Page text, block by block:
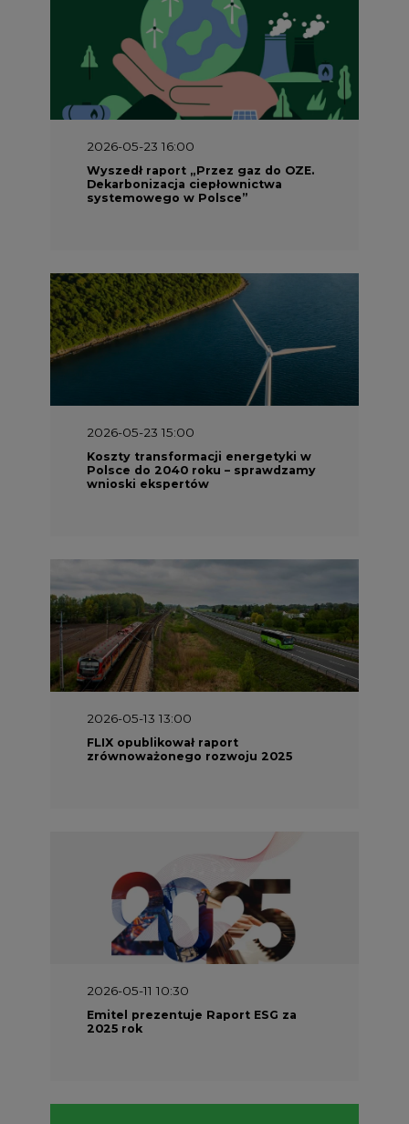
2026-05-23 16:00
Wyszedł raport „Przez gaz do OZE.
Dekarbonizacja ciepłownictwa
systemowego w Polsce”
2026-05-23 15:00
Koszty transformacji energetyki w
Polsce do 2040 roku – sprawdzamy
wnioski ekspertów
2026-05-13 13:00
FLIX opublikował raport
zrównoważonego rozwoju 2025
2026-05-11 10:30
Emitel prezentuje Raport ESG za
2025 rok